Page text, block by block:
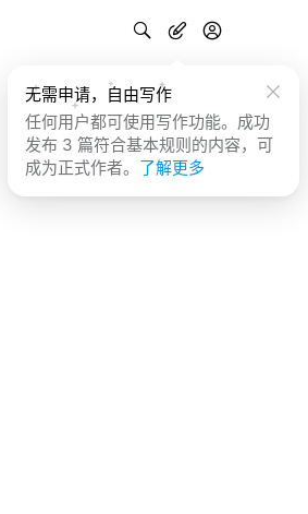
无需申请，自由写作
任何用户都可使用写作功能。成功
发布 3 篇符合基本规则的内容，可
成为正式作者。 了解更多